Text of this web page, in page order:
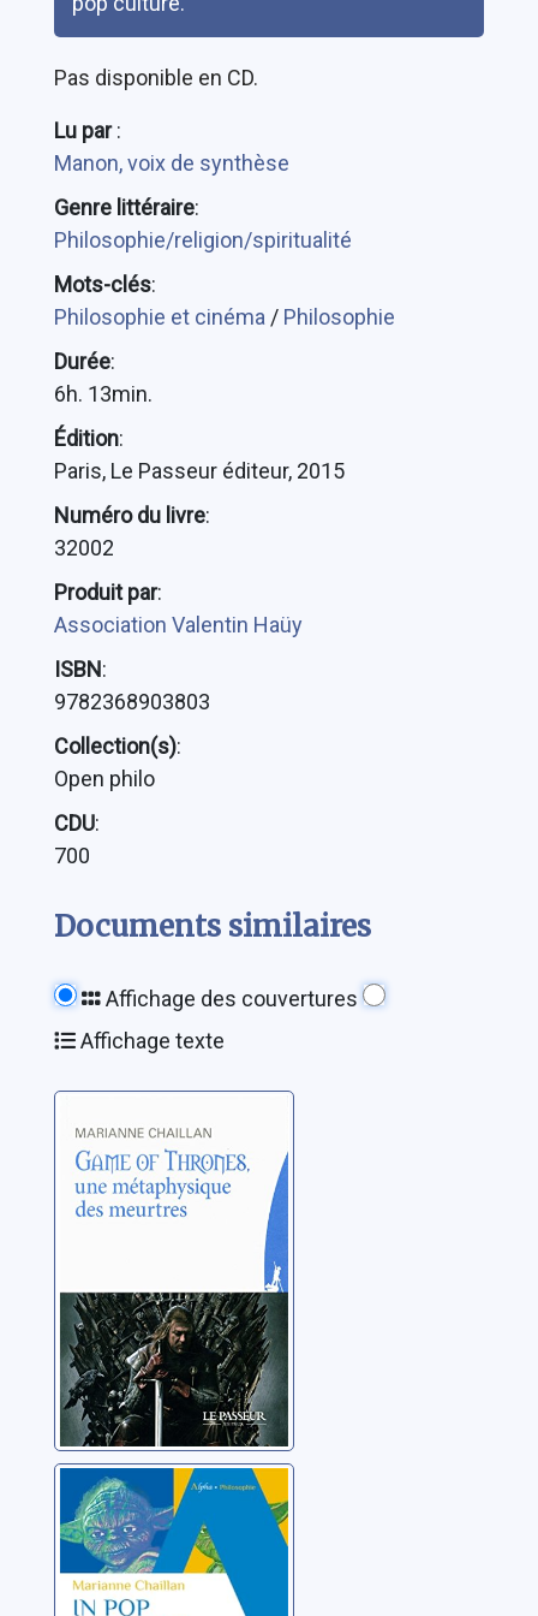
Pas disponible en CD.
Lu par:
Manon, voix de synthèse
Genre littéraire:
Philosophie/religion/spiritualité
Mots-clés:
Philosophie et cinéma / Philosophie
Durée:
6h. 13min.
Édition:
Paris, Le Passeur éditeur, 2015
Numéro du livre:
32002
Produit par:
Association Valentin Haüy
ISBN:
9782368903803
Collection(s):
Open philo
CDU:
700
Documents similaires
Affichage des couvertures
Affichage texte
une
métaphysique
des meurtres
Chaillan, Marianne
In pop we trust:
la philo par les
grands
classiques de la
Chaillan, Marianne